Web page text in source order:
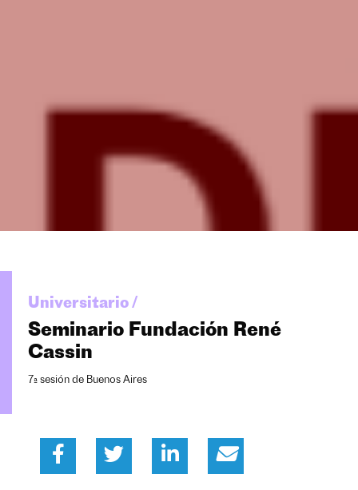
Universitario /
Seminario Fundación René
Cassin
7ª sesión de Buenos Aires